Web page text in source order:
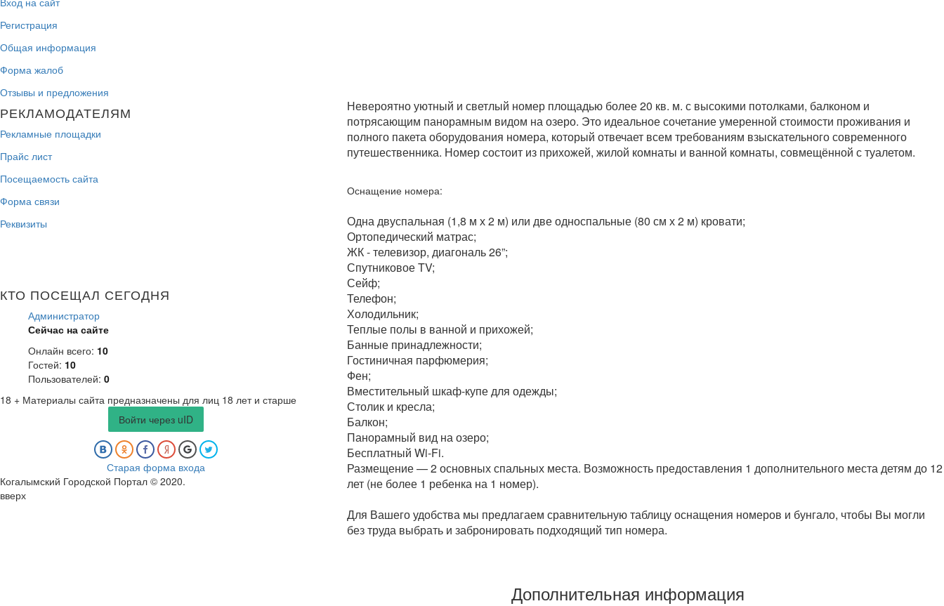
Невероятно уютный и светлый номер площадью более 20 кв. м. с высокими потолками, балконом и
потрясающим панорамным видом на озеро. Это идеальное сочетание умеренной стоимости проживания и
полного пакета оборудования номера, который отвечает всем требованиям взыскательного современного
путешественника. Номер состоит из прихожей, жилой комнаты и ванной комнаты, совмещённой с туалетом.
Оснащение номера:
Одна двуспальная (1,8 м х 2 м) или две односпальные (80 см х 2 м) кровати;
Ортопедический матрас;
ЖК - телевизор, диагональ 26”;
Спутниковое TV;
Сейф;
Телефон;
Холодильник;
Теплые полы в ванной и прихожей;
Банные принадлежности;
Гостиничная парфюмерия;
Фен;
Вместительный шкаф-купе для одежды;
Столик и кресла;
Балкон;
Панорамный вид на озеро;
Бесплатный Wi-Fi.
Размещение — 2 основных спальных места. Возможность предоставления 1 дополнительного места детям до 12
лет (не более 1 ребенка на 1 номер).
Для Вашего удобства мы предлагаем сравнительную таблицу оснащения номеров и бунгало, чтобы Вы могли
без труда выбрать и забронировать подходящий тип номера.
Дополнительная информация
Регистрация
Общая информация
Форма жалоб
Отзывы и предложения
РЕКЛАМОДАТЕЛЯМ
Рекламные площадки
Прайс лист
Посещаемость сайта
Форма связи
Реквизиты
КТО ПОСЕЩАЛ СЕГОДНЯ
Администратор
Сейчас на сайте
Онлайн всего: 10
Гостей: 10
Пользователей: 0
18 + Материалы сайта предназначены для лиц 18 лет и старше
Войти через uID
Старая форма входа
Когалымский Городской Портал © 2020.
вверх